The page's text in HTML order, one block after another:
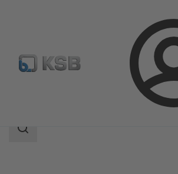
Katalog proizvoda RDLO
Područje